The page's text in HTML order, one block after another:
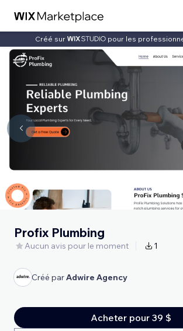
Créé sur pour les
Profix Plumbing
Aucun avis pour le moment 1
Créé parAdwire Agency
Acheter pour 39 $